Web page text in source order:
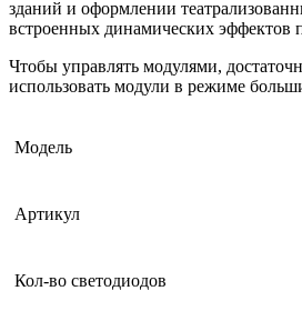
зданий и оформлении
встроенных динамических эффектов
Чтобы управлять модулями,
использовать модули в режиме
Модель
Артикул
Кол-во светодиодов